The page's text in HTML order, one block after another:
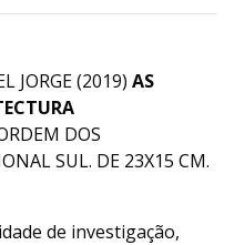
JORGE (2019) AS
DOS
SUL. DE 23X15 CM.
de investigação,